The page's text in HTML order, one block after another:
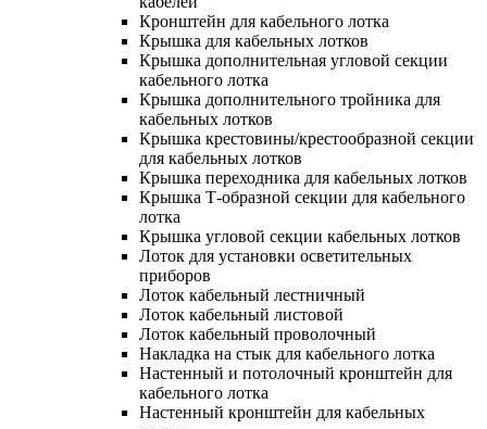
Кронштейн для кабельного лотка
Крышка для кабельных лотков
Крышка дополнительная угловой секции
кабельного лотка
Крышка дополнительного тройника для
кабельных лотков
Крышка крестовины/крестообразной секции
для кабельных лотков
Крышка переходника для кабельных лотков
Крышка Т-образной секции для кабельного
лотка
Крышка угловой секции кабельных лотков
Лоток для установки осветительных
приборов
Лоток кабельный лестничный
Лоток кабельный листовой
Лоток кабельный проволочный
Накладка на стык для кабельного лотка
Настенный и потолочный кронштейн для
кабельного лотка
Настенный кронштейн для кабельных